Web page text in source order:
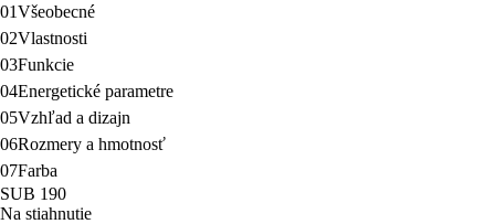
01Všeobecné
02Vlastnosti
03Funkcie
04Energetické parametre
05Vzhľad a dizajn
06Rozmery a hmotnosť
07Farba
SUB 190
Na stiahnutie